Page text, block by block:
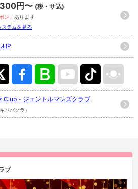
円〜 (税・サ込)
ン」 あります
テムを見る
HP
Club - ジェントルマンズクラブ
ャバクラ）
ブ